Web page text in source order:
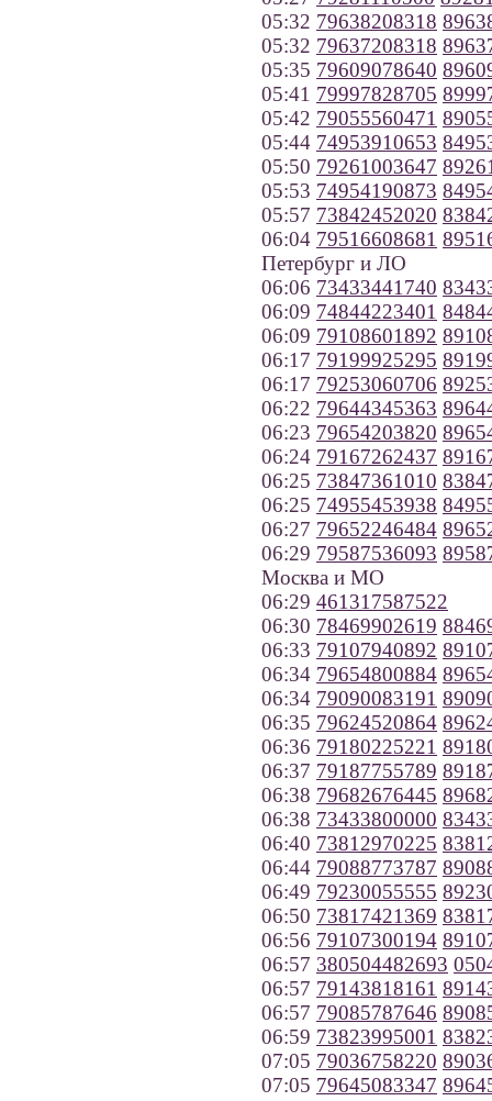
05:32 79638208318
05:32 79637208318
05:35 79609078640
05:41 79997828705
05:42 79055560471
05:44 74953910653
05:50 79261003647
05:53 74954190873
05:57 73842452020
06:04 79516608681
Петербург и ЛО
06:06 73433441740
06:09 74844223401
06:09 79108601892
06:17 79199925295
06:17 79253060706
06:22 79644345363
06:23 79654203820
06:24 79167262437
06:25 73847361010
06:25 74955453938
06:27 79652246484
06:29 79587536093
Москва и МО
06:29 461317587522
06:30 78469902619
06:33 79107940892
06:34 79654800884
06:34 79090083191
06:35 79624520864
06:36 79180225221
06:37 79187755789
06:38 79682676445
06:38 73433800000
06:40 73812970225
06:44 79088773787
06:49 79230055555
06:50 73817421369
06:56 79107300194
06:57 380504482693
06:57 79143818161
06:57 79085787646
06:59 73823995001
07:05 79036758220
07:05 79645083347